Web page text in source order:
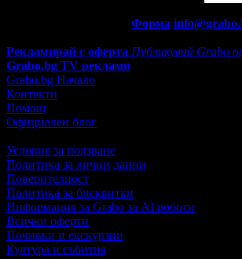
Форма
Рекламирай с оферта Публикувай Grabo
Grabo.bg TV реклами
Grabo.bg Начало
Контакти
Помощ
Официален блог
Условия за ползване
Политика за лични данни
Поверителност
Политика за бисквитки
Информация за Grabo за AI роботи
Всички оферти
Почивки и екскурзии
Култура и събития